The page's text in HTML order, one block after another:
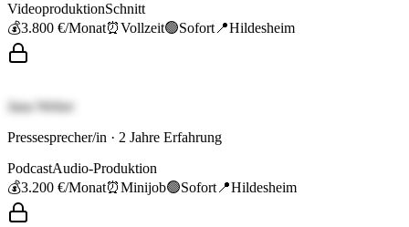
VideoproduktionSchnitt
💰3.800 €/Monat⏰Vollzeit🟢Sofort 📍Hildesheim
Jana Weber
Pressesprecher/in · 2 Jahre Erfahrung
PodcastAudio-Produktion
💰3.200 €/Monat⏰Minijob🟢Sofort 📍Hildesheim